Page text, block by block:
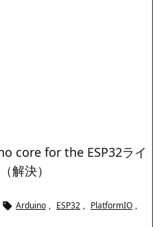
core for the ESP32ライ
解決）
 Arduino , ESP32 , PlatformIO ,